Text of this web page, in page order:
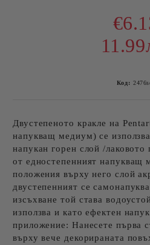
Код:
Двустепеното кракле на
напукващ медиум) се
напукан горен слой /лаковото
от едностепенният напукващ
положения върху него слой
двустепенният се
изсъхване той става
използва и като ефектен
приложение: Нанесете първа
върху вече декорираната